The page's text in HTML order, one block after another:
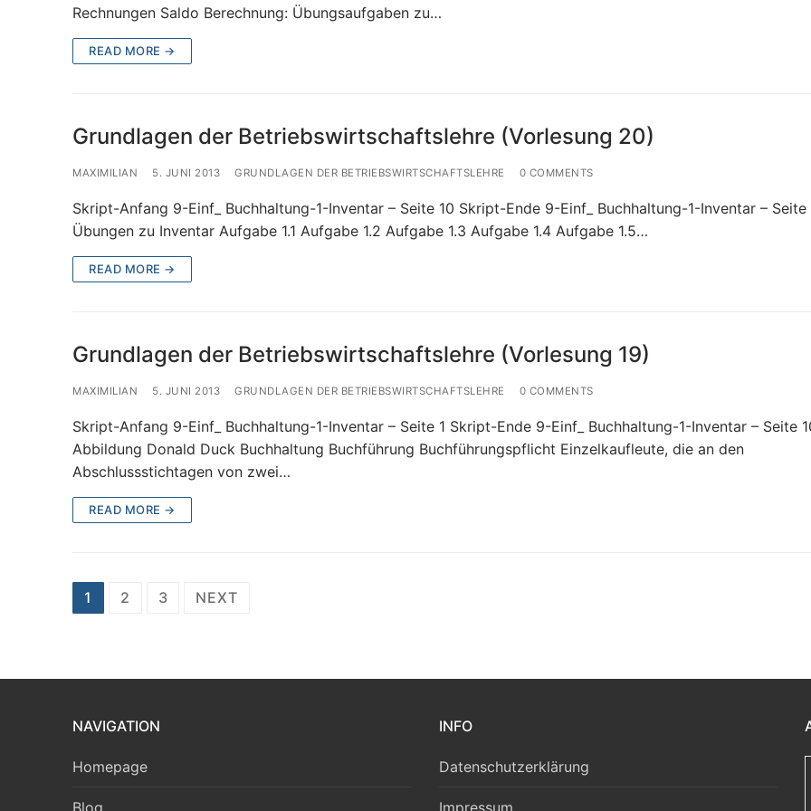
Rechnungen Saldo Berechnung: Übungsaufgaben zu…
READ MORE →
Grundlagen der Betriebswirtschaftslehre (Vorlesung 20)
MAXIMILIAN 5. JUNI 2013 GRUNDLAGEN DER BETRIEBSWIRTSCHAFTSLEHRE 0 COMMENTS
Skript-Anfang 9-Einf_ Buchhaltung-1-Inventar – Seite 10 Skript-Ende 9-Einf_ Buchhaltung-1-Inventar – Seite
Übungen zu Inventar Aufgabe 1.1 Aufgabe 1.2 Aufgabe 1.3 Aufgabe 1.4 Aufgabe 1.5…
READ MORE →
Grundlagen der Betriebswirtschaftslehre (Vorlesung 19)
MAXIMILIAN 5. JUNI 2013 GRUNDLAGEN DER BETRIEBSWIRTSCHAFTSLEHRE 0 COMMENTS
Skript-Anfang 9-Einf_ Buchhaltung-1-Inventar – Seite 1 Skript-Ende 9-Einf_ Buchhaltung-1-Inventar – Seite
Abbildung Donald Duck Buchhaltung Buchführung Buchführungspflicht Einzelkaufleute, die an den
Abschlussstichtagen von zwei…
READ MORE →
Seitennummerierung
Beiträge
1 2 3 NEXT
NAVIGATION
Homepage
Blog
INFO
Datenschutzerklärung
Impressum